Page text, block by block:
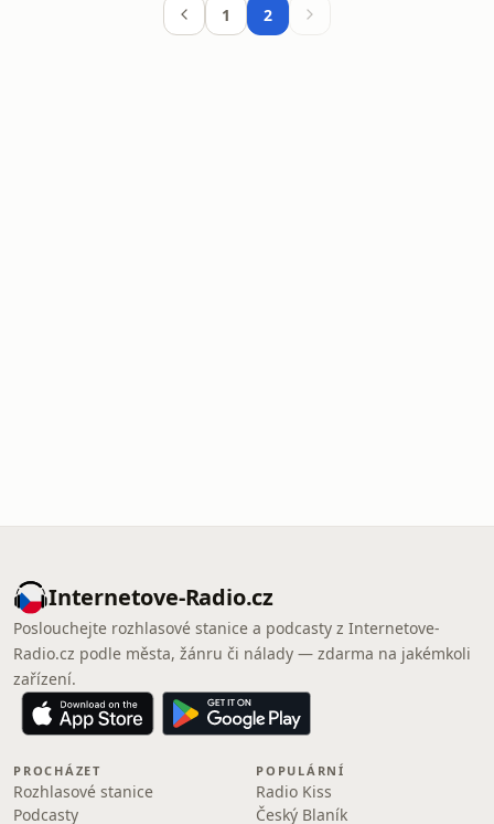
1 2
Internetove-Radio.cz
Poslouchejte rozhlasové stanice a podcasty z Internetove-
Radio.cz podle města, žánru či nálady — zdarma na jakémkoli
zařízení.
PROCHÁZET
Rozhlasové stanice
Podcasty
POPULÁRNÍ
Radio Kiss
Český Blaník